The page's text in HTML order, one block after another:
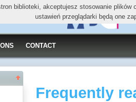
CONTACT
Frequently
biblioteki, akceptujesz stosowanie
ustawień przeglądarki będą one